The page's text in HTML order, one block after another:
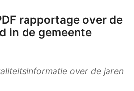
rapportage over de
in de gemeente
over de jaren